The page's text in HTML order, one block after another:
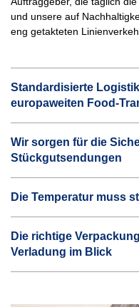
und unsere auf
eng getakteten
Standardisierte
europaweiten Food-
Wir sorgen für die
Stückgutsendungen
Die Temperatur muss
Die richtige
Verladung im Blick